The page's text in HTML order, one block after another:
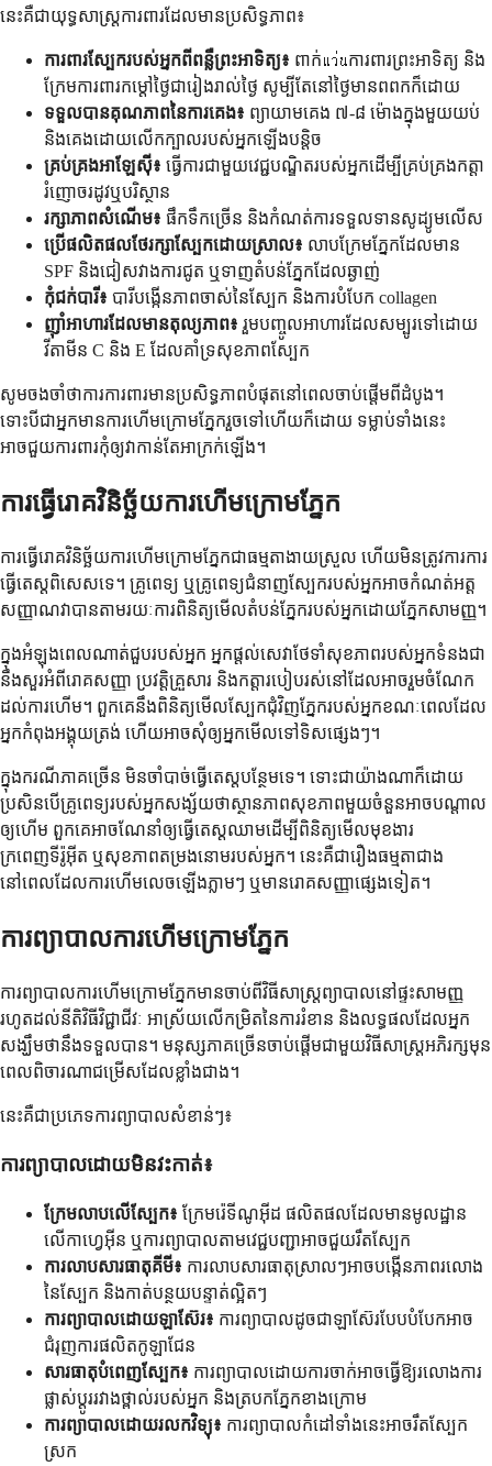
នេះគឺជាយុទ្ធសាស្ត្រការពារដែលមានប្រសិទ្ធភាព៖
ការពារស្បែករបស់អ្នកពីពន្លឺព្រះអាទិត្យ៖ ពាក់แว่นការពារព្រះអាទិត្យ និង
ក្រែមការពារកម្តៅថ្ងៃជារៀងរាល់ថ្ងៃ សូម្បីតែនៅថ្ងៃមានពពកក៏ដោយ
ទទួលបានគុណភាពនៃការគេង៖ ព្យាយាមគេង ៧-៨ ម៉ោងក្នុងមួយយប់
និងគេងដោយលើកក្បាលរបស់អ្នកឡើងបន្តិច
គ្រប់គ្រងអាឡែស៊ី៖ ធ្វើការជាមួយវេជ្ជបណ្ឌិតរបស់អ្នកដើម្បីគ្រប់គ្រងកត្តា
រំញោចរដូវឬបរិស្ថាន
រក្សាភាពសំណើម៖ ផឹកទឹកច្រើន និងកំណត់ការទទួលទានសូដ្យូមលើស
ប្រើផលិតផលថែរក្សាស្បែកដោយស្រាល៖ លាបក្រែមភ្នែកដែលមាន
SPF និងជៀសវាងការជូត ឬទាញតំបន់ភ្នែកដែលឆ្ងាញ់
កុំជក់បារី៖ បារីបង្កើនភាពចាស់នៃស្បែក និងការបំបែក collagen
ញ៉ាំអាហារដែលមានតុល្យភាព៖ រួមបញ្ចូលអាហារដែលសម្បូរទៅដោយ
វីតាមីន C និង E ដែលគាំទ្រសុខភាពស្បែក
សូមចងចាំថាការការពារមានប្រសិទ្ធភាពបំផុតនៅពេលចាប់ផ្តើមពីដំបូង។
ទោះបីជាអ្នកមានការហើមក្រោមភ្នែករួចទៅហើយក៏ដោយ ទម្លាប់ទាំងនេះ
អាចជួយការពារកុំឲ្យវាកាន់តែអាក្រក់ឡើង។
ការធ្វើរោគវិនិច្ឆ័យការហើមក្រោមភ្នែក
ការធ្វើរោគវិនិច្ឆ័យការហើមក្រោមភ្នែកជាធម្មតាងាយស្រួល ហើយមិនត្រូវការការ
ធ្វើតេស្តពិសេសទេ។ គ្រូពេទ្យ ឬគ្រូពេទ្យជំនាញស្បែករបស់អ្នកអាចកំណត់អត្ត
សញ្ញាណវាបានតាមរយៈការពិនិត្យមើលតំបន់ភ្នែករបស់អ្នកដោយភ្នែកសាមញ្ញ។
ក្នុងអំឡុងពេលណាត់ជួបរបស់អ្នក អ្នកផ្តល់សេវាថែទាំសុខភាពរបស់អ្នកទំនងជា
នឹងសួរអំពីរោគសញ្ញា ប្រវត្តិគ្រួសារ និងកត្តារបៀបរស់នៅដែលអាចរួមចំណែក
ដល់ការហើម។ ពួកគេនឹងពិនិត្យមើលស្បែកជុំវិញភ្នែករបស់អ្នកខណៈពេលដែល
អ្នកកំពុងអង្គុយត្រង់ ហើយអាចសុំឲ្យអ្នកមើលទៅទិសផ្សេងៗ។
ក្នុងករណីភាគច្រើន មិនចាំបាច់ធ្វើតេស្តបន្ថែមទេ។ ទោះជាយ៉ាងណាក៏ដោយ
ប្រសិនបើគ្រូពេទ្យរបស់អ្នកសង្ស័យថាស្ថានភាពសុខភាពមួយចំនួនអាចបណ្តាល
ឲ្យហើម ពួកគេអាចណែនាំឲ្យធ្វើតេស្តឈាមដើម្បីពិនិត្យមើលមុខងារ
ក្រពេញទីរ៉ូអ៊ីត ឬសុខភាពតម្រងនោមរបស់អ្នក។ នេះគឺជារឿងធម្មតាជាង
នៅពេលដែលការហើមលេចឡើងភ្លាមៗ ឬមានរោគសញ្ញាផ្សេងទៀត។
ការព្យាបាលការហើមក្រោមភ្នែក
ការព្យាបាលការហើមក្រោមភ្នែកមានចាប់ពីវិធីសាស្ត្រព្យាបាលនៅផ្ទះសាមញ្ញ
រហូតដល់នីតិវិធីវិជ្ជាជីវៈ អាស្រ័យលើកម្រិតនៃការរំខាន និងលទ្ធផលដែលអ្នក
សង្ឃឹមថានឹងទទួលបាន។ មនុស្សភាគច្រើនចាប់ផ្តើមជាមួយវិធីសាស្ត្រអភិរក្សមុន
ពេលពិចារណាជម្រើសដែលខ្លាំងជាង។
នេះគឺជាប្រភេទការព្យាបាលសំខាន់ៗ៖
ការព្យាបាលដោយមិនវះកាត់៖
ក្រែមលាបលើស្បែក៖ ក្រែមរ៉េទីណូអ៊ីដ ផលិតផលដែលមានមូលដ្ឋាន
លើកាហ្វេអ៊ីន ឬការព្យាបាលតាមវេជ្ជបញ្ជាអាចជួយរឹតស្បែក
ការលាបសារធាតុគីមី៖ ការលាបសារធាតុស្រាលៗអាចបង្កើនភាពរលោង
នៃស្បែក និងកាត់បន្ថយបន្ទាត់ល្អិតៗ
ការព្យាបាលដោយឡាស៊ែរ៖ ការព្យាបាលដូចជាឡាស៊ែរបែបបំបែកអាច
ជំរុញការផលិតកូឡាជែន
សារធាតុបំពេញស្បែក៖ ការព្យាបាលដោយការចាក់អាចធ្វើឱ្យរលោងការ
ផ្លាស់ប្តូររវាងថ្ពាល់របស់អ្នក និងត្របកភ្នែកខាងក្រោម
ការព្យាបាលដោយរលកវិទ្យុ៖ ការព្យាបាលកំដៅទាំងនេះអាចរឹតស្បែក
ស្រក